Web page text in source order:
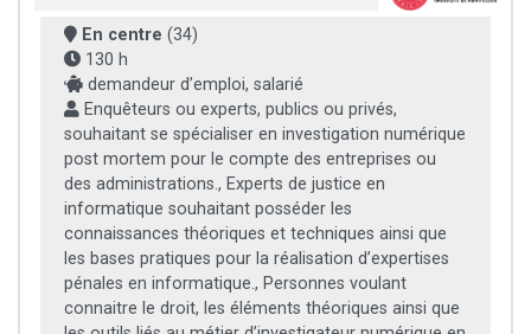
En centre (34)
130 h
demandeur d’emploi, salarié
Enquêteurs ou experts, publics ou privés,
souhaitant se spécialiser en investigation numérique
post mortem pour le compte des entreprises ou
des administrations., Experts de justice en
informatique souhaitant posséder les
connaissances théoriques et techniques ainsi que
les bases pratiques pour la réalisation d’expertises
pénales en informatique., Personnes voulant
connaitre le droit, les éléments théoriques ainsi que